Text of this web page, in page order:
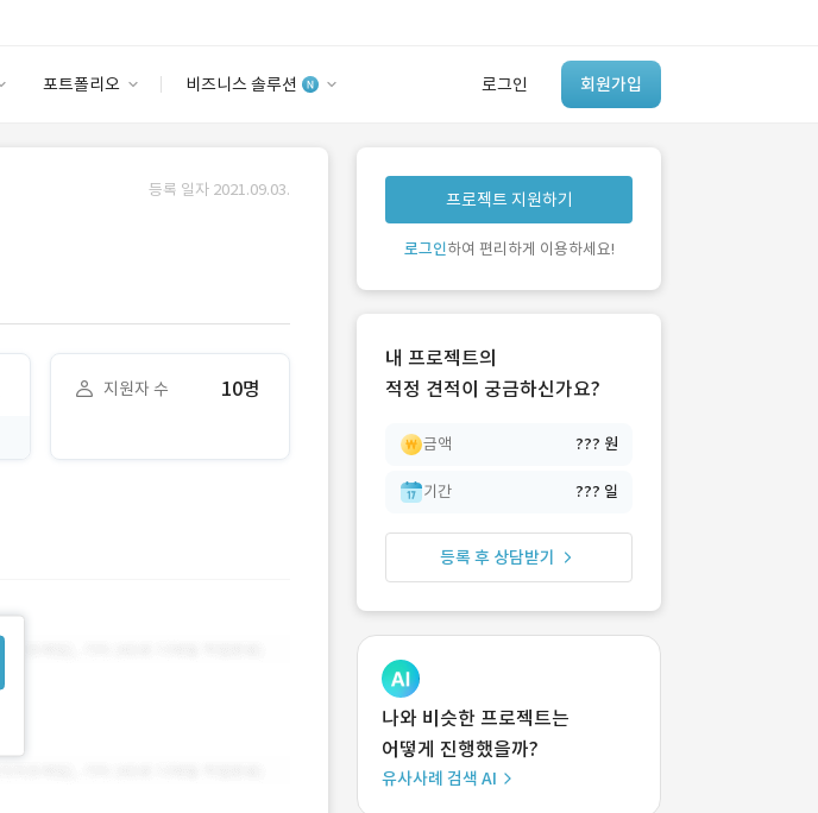
포트폴리오 비즈니스 솔루션 로그인 회원가입
안심 코드 케어
유사사례 검색 AI
‘이런 거’ 만들어본
개발 회사 있어?
등록 일자 2021.09.03.
지원자 수 10명
프로젝트 지원하기
로그인하여 편리하게 이용하세요!
내 프로젝트의
적정 견적이 궁금하신가요?
금액 ??? 원
기간 ??? 일
등록 후 상담받기
나와 비슷한 프로젝트는
어떻게 진행했을까?
유사사례 검색 AI